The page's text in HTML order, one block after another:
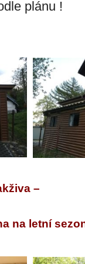
plánu !
–
na letní